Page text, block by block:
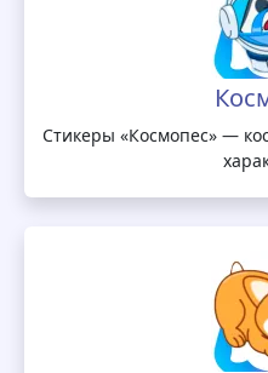
Стикеры «Космопес» —